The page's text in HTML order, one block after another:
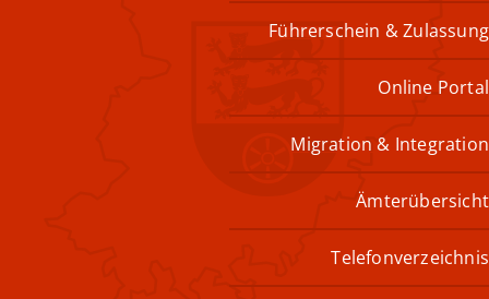
Führerschein & Zulassung
Online Portal
Migration & Integration
Ämterübersicht
Telefonverzeichnis